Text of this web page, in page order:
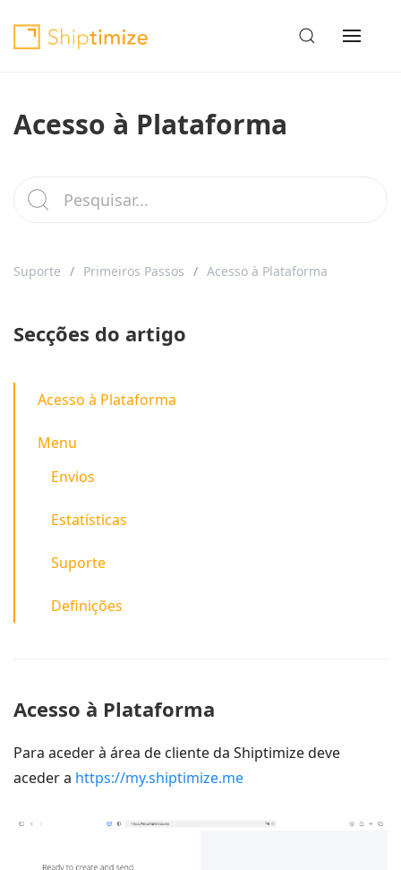
Acesso à Plataforma
Suporte Primeiros Passos Acesso à Plataforma
Secções do artigo
Acesso à Plataforma
Menu
Envios
Estatísticas
Suporte
Definições
Acesso à Plataforma
Para aceder à área de cliente da Shiptimize deve
aceder a https://my.shiptimize.me